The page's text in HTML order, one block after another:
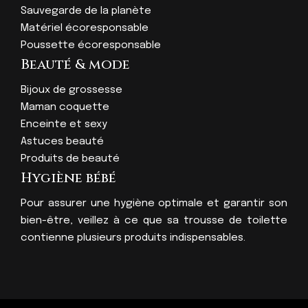
Sauvegarde de la planète
Matériel écoresponsable
Poussette écoresponsable
Beauté & mode
Bijoux de grossesse
Maman coquette
Enceinte et sexy
Astuces beauté
Produits de beauté
Hygiène bébé
Pour assurer une hygiène optimale et garantir son
bien-être, veillez à ce que sa trousse de toilette
contienne plusieurs produits indispensables.